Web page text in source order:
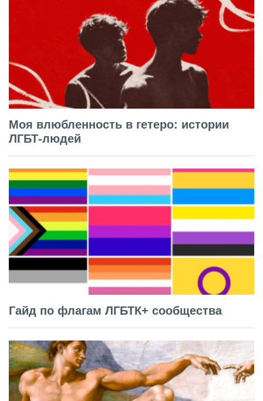
Моя влюбленность в гетеро: истории
ЛГБТ-людей
Гайд по флагам ЛГБТК+ сообщества